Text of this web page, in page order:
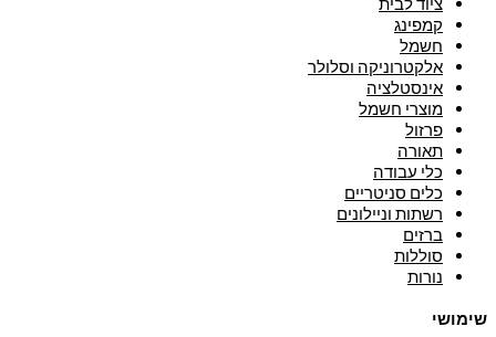
ציוד לבית
קמפינג
חשמל
אלקטרוניקה וסלולר
אינסטלציה
מוצרי חשמל
פרזול
תאורה
כלי עבודה
כלים סניטריים
רשתות וניילונים
ברזים
סוללות
נורות
שימושי